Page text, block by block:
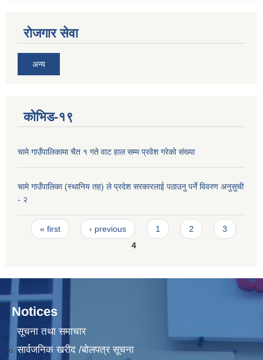
रोजगार सेवा
अन्य
कोभिड-१९
चामे गाउँपालिकामा चैत १ गते वाट हाल सम्म प्रवेश गरेको संख्या
चामे गाउँपालिका (स्थानिय तह) ले प्रदेश सरकारलाई पठाउनु पर्ने विवरण अनुसुची
- २
Pages
« first ‹ previous 1 2
3
4
Notices
सूचना तथा समाचार
सार्वजनिक खरीद /बोलपत्र सूचना